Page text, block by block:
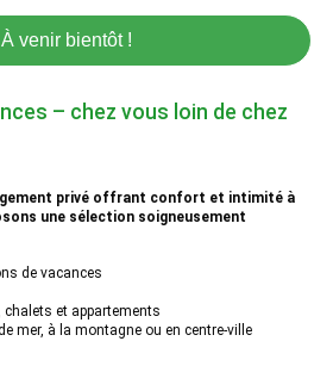
À venir bientôt !
– chez vous loin de chez
privé offrant confort et intimité à
une sélection soigneusement
de vacances
et appartements
mer, à la montagne ou en centre-ville